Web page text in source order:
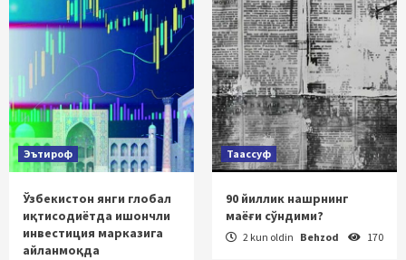
Эътироф
Ўзбекистон янги глобал
иқтисодиётда ишончли
инвестиция марказига
айланмоқда
Таассуф
90 йиллик нашрнинг
маёғи сўндими?
2 kun oldin Behzod 170